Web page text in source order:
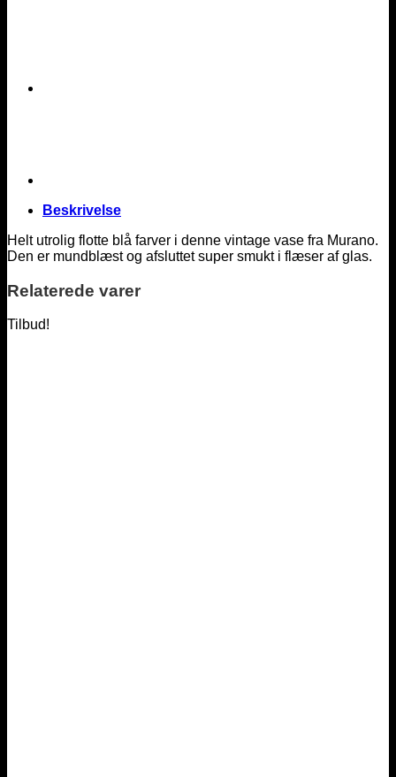
Beskrivelse
Helt utrolig flotte blå farver i denne vintage vase fra Murano.
Den er mundblæst og afsluttet super smukt i flæser af glas.
Relaterede varer
Tilbud!